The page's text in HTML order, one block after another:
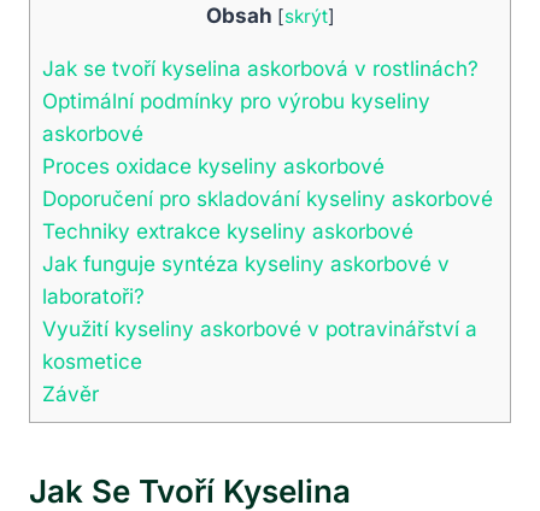
Obsah [skrýt]
Jak se tvoří kyselina askorbová v rostlinách?
Optimální podmínky pro výrobu kyseliny
askorbové
Proces oxidace kyseliny askorbové
Doporučení pro skladování kyseliny askorbové
Techniky extrakce kyseliny askorbové
Jak funguje syntéza kyseliny askorbové v
laboratoři?
Využití kyseliny askorbové v potravinářství a
kosmetice
Závěr
Jak Se Tvoří Kyselina